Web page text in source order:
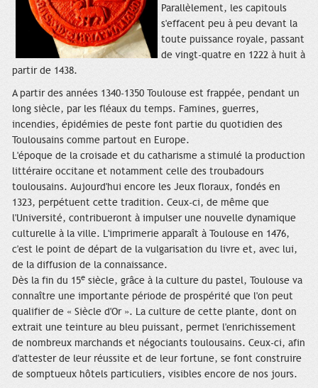
Parallèlement, les capitouls
s'effacent peu à peu devant la
toute puissance royale, passant
de vingt-quatre en 1222 à huit à
partir de 1438.
A partir des années 1340-1350 Toulouse est frappée, pendant un
long siècle, par les fléaux du temps. Famines, guerres,
incendies, épidémies de peste font partie du quotidien des
Toulousains comme partout en Europe.
L'époque de la croisade et du catharisme a stimulé la production
littéraire occitane et notamment celle des troubadours
toulousains. Aujourd'hui encore les Jeux floraux, fondés en
1323, perpétuent cette tradition. Ceux-ci, de même que
l'Université, contribueront à impulser une nouvelle dynamique
culturelle à la ville. L'imprimerie apparaît à Toulouse en 1476,
c'est le point de départ de la vulgarisation du livre et, avec lui,
de la diffusion de la connaissance.
Dès la fin du 15e siècle, grâce à la culture du pastel, Toulouse va
connaître une importante période de prospérité que l'on peut
qualifier de « Siècle d'Or ». La culture de cette plante, dont on
extrait une teinture au bleu puissant, permet l'enrichissement
de nombreux marchands et négociants toulousains. Ceux-ci, afin
d'attester de leur réussite et de leur fortune, se font construire
de somptueux hôtels particuliers, visibles encore de nos jours.